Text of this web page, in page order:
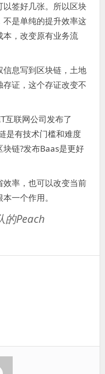
签好几张。所以区块
是单纯的提升效率这
，改变原有业务流
息写到区块链，土地
证，这个存证改变不
互联网公司发布了
是有技术门槛和难度
链?发布Baas是更好
率，也可以改变当前
一个作用。
的Peach